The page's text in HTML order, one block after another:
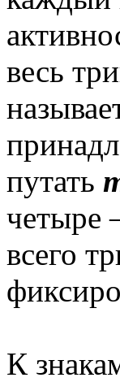
весь
путать
четыре
всего
К